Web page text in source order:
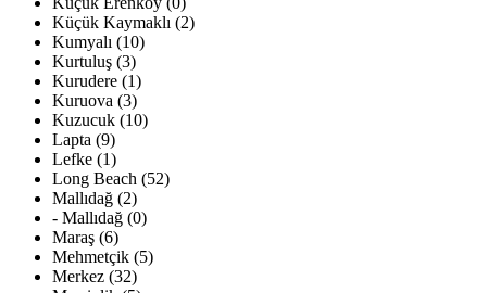
Küçük Kaymaklı (2)
Kumyalı (10)
Kurtuluş (3)
Kurudere (1)
Kuruova (3)
Kuzucuk (10)
Lapta (9)
Lefke (1)
Long Beach (52)
Mallıdağ (2)
- Mallıdağ (0)
Maraş (6)
Mehmetçik (5)
Merkez (32)